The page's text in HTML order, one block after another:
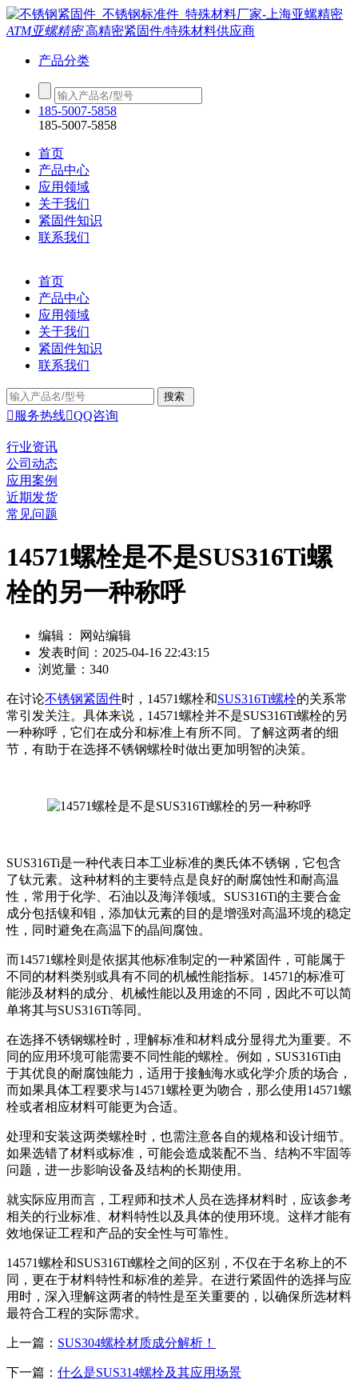
ATM亚螺精密高精密紧固件/特殊材料供应商
产品分类
185-5007-5858
185-5007-5858
首页
产品中心
应用领域
关于我们
紧固件知识
联系我们
首页
产品中心
应用领域
关于我们
紧固件知识
联系我们
 服务热线QQ咨询
行业资讯
公司动态
应用案例
近期发货
常见问题
14571螺栓是不是SUS316Ti螺
栓的另一种称呼
编辑： 网站编辑
发表时间：2025-04-16 22:43:15
浏览量：340
在讨论不锈钢紧固件时，14571螺栓和SUS316Ti螺栓的关系常
常引发关注。具体来说，14571螺栓并不是SUS316Ti螺栓的另
一种称呼，它们在成分和标准上有所不同。了解这两者的细
节，有助于在选择不锈钢螺栓时做出更加明智的决策。
SUS316Ti是一种代表日本工业标准的奥氏体不锈钢，它包含
了钛元素。这种材料的主要特点是良好的耐腐蚀性和耐高温
性，常用于化学、石油以及海洋领域。SUS316Ti的主要合金
成分包括镍和钼，添加钛元素的目的是增强对高温环境的稳定
性，同时避免在高温下的晶间腐蚀。
而14571螺栓则是依据其他标准制定的一种紧固件，可能属于
不同的材料类别或具有不同的机械性能指标。14571的标准可
能涉及材料的成分、机械性能以及用途的不同，因此不可以简
单将其与SUS316Ti等同。
在选择不锈钢螺栓时，理解标准和材料成分显得尤为重要。不
同的应用环境可能需要不同性能的螺栓。例如，SUS316Ti由
于其优良的耐腐蚀能力，适用于接触海水或化学介质的场合，
而如果具体工程要求与14571螺栓更为吻合，那么使用14571螺
栓或者相应材料可能更为合适。
处理和安装这两类螺栓时，也需注意各自的规格和设计细节。
如果选错了材料或标准，可能会造成装配不当、结构不牢固等
问题，进一步影响设备及结构的长期使用。
就实际应用而言，工程师和技术人员在选择材料时，应该参考
相关的行业标准、材料特性以及具体的使用环境。这样才能有
效地保证工程和产品的安全性与可靠性。
14571螺栓和SUS316Ti螺栓之间的区别，不仅在于名称上的不
同，更在于材料特性和标准的差异。在进行紧固件的选择与应
用时，深入理解这两者的特性是至关重要的，以确保所选材料
最符合工程的实际需求。
上一篇： SUS304螺栓材质成分解析！
下一篇： 什么是SUS314螺栓及其应用场景